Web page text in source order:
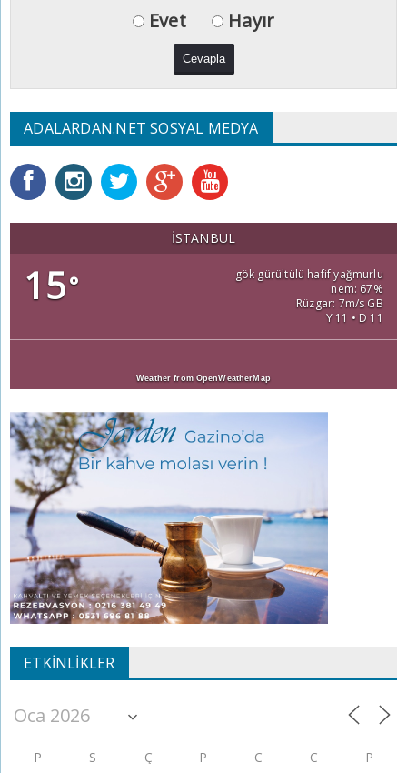
Evet Hayır
ADALARDAN.NET SOSYAL MEDYA
İSTANBUL
15°
gök gürültülü hafif yağmurlu
nem: 67%
Rüzgar: 7m/s GB
Y 11 • D 11
Weather from OpenWeatherMap
ETKINLIKLER
P S Ç P C C P